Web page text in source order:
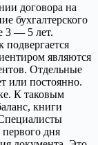
договора на
бухгалтерского
3 — 5 лет.
подвергается
являются
Отдельные
или постоянно.
К таковым
книги
первого дня